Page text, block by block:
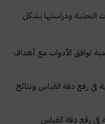
البحثية ودراستها بشكل
توافق الأدوات مع أهداف
في رفع دقة القياس ونتائج
في رفع دقة القياس